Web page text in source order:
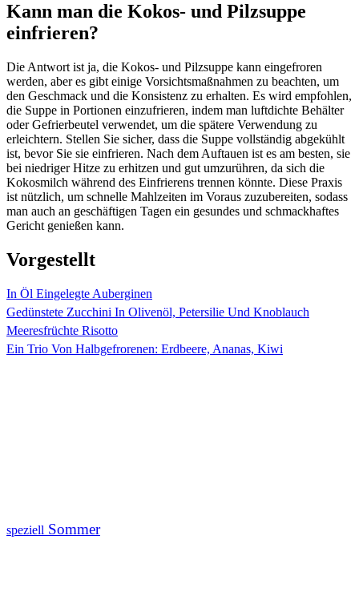
Kann man die Kokos- und Pilzsuppe
einfrieren?
Die Antwort ist ja, die Kokos- und Pilzsuppe kann eingefroren
werden, aber es gibt einige Vorsichtsmaßnahmen zu beachten, um
den Geschmack und die Konsistenz zu erhalten. Es wird empfohlen,
die Suppe in Portionen einzufrieren, indem man luftdichte Behälter
oder Gefrierbeutel verwendet, um die spätere Verwendung zu
erleichtern. Stellen Sie sicher, dass die Suppe vollständig abgekühlt
ist, bevor Sie sie einfrieren. Nach dem Auftauen ist es am besten, sie
bei niedriger Hitze zu erhitzen und gut umzurühren, da sich die
Kokosmilch während des Einfrierens trennen könnte. Diese Praxis
ist nützlich, um schnelle Mahlzeiten im Voraus zuzubereiten, sodass
man auch an geschäftigen Tagen ein gesundes und schmackhaftes
Gericht genießen kann.
Vorgestellt
In Öl Eingelegte Auberginen
Gedünstete Zucchini In Olivenöl, Petersilie Und Knoblauch
Meeresfrüchte Risotto
Ein Trio Von Halbgefrorenen: Erdbeere, Ananas, Kiwi
speziell Sommer